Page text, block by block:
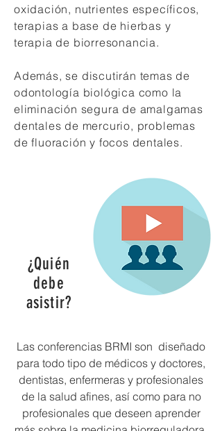
oxidación, nutrientes específicos,
terapias a base de hierbas y
terapia de biorresonancia.
Además, se discutirán temas de
odontología biológica como la
eliminación segura de amalgamas
dentales de mercurio, problemas
de fluoración y focos dentales.
¿Quién
debe
asistir?
Las conferencias BRMI son diseñado
para todo tipo de médicos y doctores,
dentistas, enfermeras y profesionales
de la salud afines, así como para no
profesionales que deseen aprender